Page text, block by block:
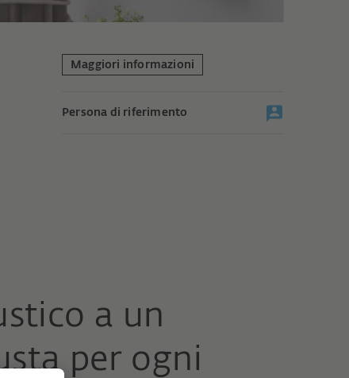
Maggiori informazioni
Persona di riferimento
a un
per ogni